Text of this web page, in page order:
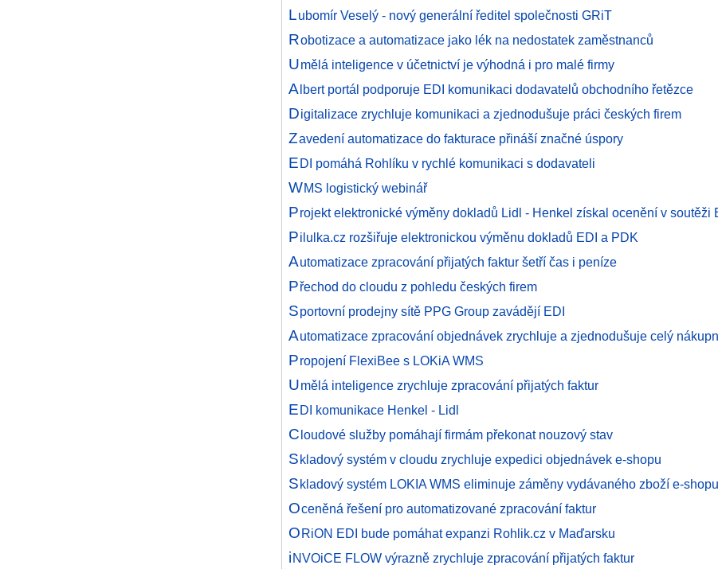
Lubomír Veselý - nový generální ředitel společnosti GRiT
Robotizace a automatizace jako lék na nedostatek zaměstnanců
Umělá inteligence v účetnictví je výhodná i pro malé firmy
A lbert portál podporuje EDI komunikaci dodavatelů obchodního řetězce
Digitalizace zrychluje komunikaci a zjednodušuje práci českých firem
Zavedení automatizace do fakturace přináší značné úspory
E DI pomáhá Rohlíku v rychlé komunikaci s dodavateli
WMS logistický webinář
Projekt elektronické výměny dokladů Lidl - Henkel získal ocenění v soutěži
Pilulka.cz rozšiřuje elektronickou výměnu dokladů EDI a PDK
Automatizace zpracování přijatých faktur šetří čas i peníze
Přechod do cloudu z pohledu českých firem
Sportovní prodejny sítě PPG Group zavádějí EDI
Automatizace zpracování objednávek zrychluje a zjednodušuje celý
Propojení FlexiBee s LOKiA WMS
Umělá inteligence zrychluje zpracování přijatých faktur
E DI komunikace Henkel - Lidl
C loudové služby pomáhají firmám překonat nouzový stav
S kladový systém v cloudu zrychluje expedici objednávek e-shopu
S kladový systém LOKIA WMS eliminuje záměny vydávaného zboží e-shopu
Oceněná řešení pro automatizované zpracování faktur
O RiON EDI bude pomáhat expanzi Rohlik.cz v Maďarsku
i NVOiCE FLOW výrazně zrychluje zpracování přijatých faktur